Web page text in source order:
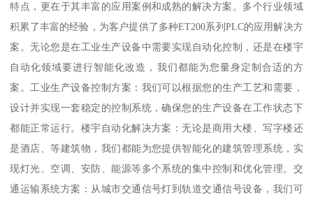
特点，更在于其丰富的应用案例和成熟的解决方案。多个行业领域
积累了丰富的经验，为客户提供了多种ET200系列PLC的应用解决方
案。无论您是在工业生产设备中需要实现自动化控制，还是在楼宇
自动化领域要进行智能化改造，我们都能为您量身定制合适的方
案。工业生产设备控制方案：我们可以根据您的生产工艺和需要，
设计并实现一套稳定的控制系统，确保您的生产设备在工作状态下
都能正常运行。楼宇自动化解决方案：无论是商用大楼、写字楼还
是酒店、等建筑物，我们都能为您提供智能化的建筑管理系统，实
现灯光、空调、安防、能源等多个系统的集中控制和优化管理。交
通运输系统方案：从城市交通信号灯到轨道交通信号设备，我们可